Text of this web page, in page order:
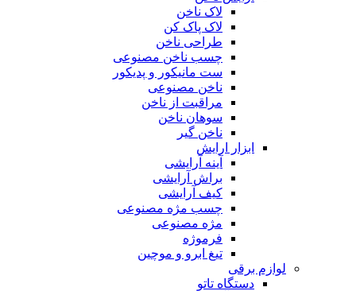
لاک ناخن
لاک پاک کن
طراحی ناخن
چسب ناخن مصنوعی
ست مانیکور و پدیکور
ناخن مصنوعی
مراقبت از ناخن
سوهان ناخن
ناخن گیر
ابزار ارایش
آینه آرایشی
براش آرایشی
کیف آرایشی
چسب مژه مصنوعی
مژه مصنوعی
فرموژه
تیغ ابرو و موچین
لوازم برقی
دستگاه تاتو